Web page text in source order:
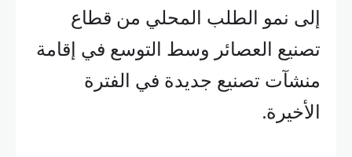
إلى نمو الطلب المحلي من قطاع
تصنيع العصائر وسط التوسع في إقامة
منشآت تصنيع جديدة في الفترة
الأخيرة.